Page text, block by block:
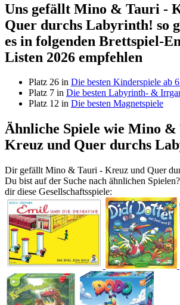
Uns gefällt Mino & Tauri -
Quer durchs Labyrinth! so
es in folgenden Brettspiel-
Listen 2026 empfehlen
Platz 26 in Die besten Kinderspiele ab
Platz 7 in Die besten Labyrinth- &
Platz 12 in Die besten Magnetspiele
Ähnliche Spiele wie Mino
Kreuz und Quer durchs
Dir gefällt Mino & Tauri - Kreuz und Quer
Du bist auf der Suche nach ähnlichen
dir diese Gesellschaftsspiele: